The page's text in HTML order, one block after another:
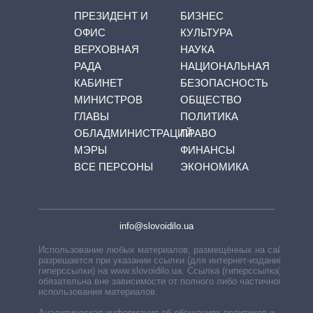
ПРЕЗИДЕНТ И
ОФИС
ВЕРХОВНАЯ
РАДА
КАБИНЕТ
МИНИСТРОВ
ГЛАВЫ
ОБЛАДМИНИСТРАЦИЙ
МЭРЫ
ВСЕ ПЕРСОНЫ
БИЗНЕС
КУЛЬТУРА
НАУКА
НАЦИОНАЛЬНАЯ
БЕЗОПАСНОСТЬ
ОБЩЕСТВО
ПОЛИТИКА
ПРАВО
ФИНАНСЫ
ЭКОНОМИКА
info@slovoidilo.ua
Использование любых материалов, размещённых на сайте,
разрешается при указании ссылки (для интернет-изданий —
гиперссылки) на www.slovoidilo.ua. Ссылка (гиперссылка)
обязательна вне зависимости от полного либо частичного
использования материалов.